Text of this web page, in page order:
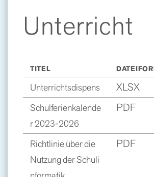
Unterricht
TITEL
Unterrichtsdispens XLSX
Schulferienkalende
r 2023-2026
PDF
Richtlinie über die
Nutzung der Schuli
PDF